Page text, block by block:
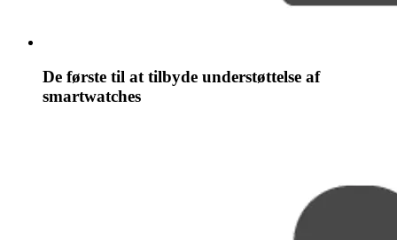
De første til at tilbyde understøttelse af
smartwatches